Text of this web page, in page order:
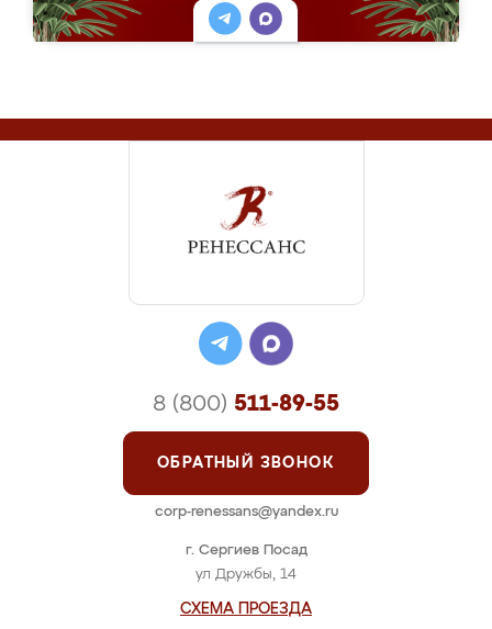
г. Сергиев Посад
ул Дружбы, 14
СХЕМА ПРОЕЗДА
8 (800) 511-89-55
ОБРАТНЫЙ ЗВОНОК
corp-renessans@yandex.ru